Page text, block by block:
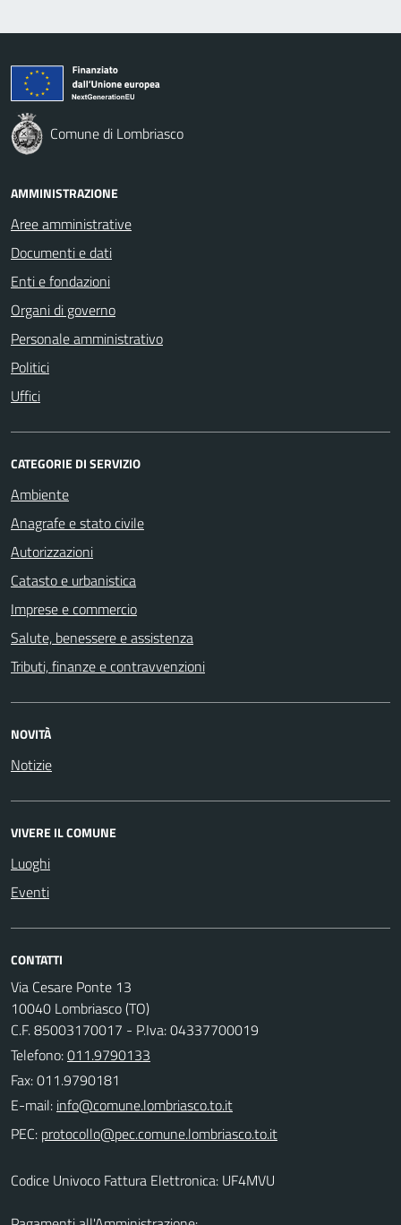
Comune di Lombriasco
AMMINISTRAZIONE
Aree amministrative
Documenti e dati
Enti e fondazioni
Organi di governo
Personale amministrativo
Politici
Uffici
CATEGORIE DI SERVIZIO
Ambiente
Anagrafe e stato civile
Autorizzazioni
Catasto e urbanistica
Imprese e commercio
Salute, benessere e assistenza
Tributi, finanze e contravvenzioni
NOVITÀ
Notizie
VIVERE IL COMUNE
Luoghi
Eventi
CONTATTI
Via Cesare Ponte 13
10040 Lombriasco (TO)
C.F. 85003170017 - P.Iva: 04337700019
Telefono:011.9790133
Fax: 011.9790181
E-mail:
PEC:
Codice Univoco Fattura Elettronica: UF4MVU